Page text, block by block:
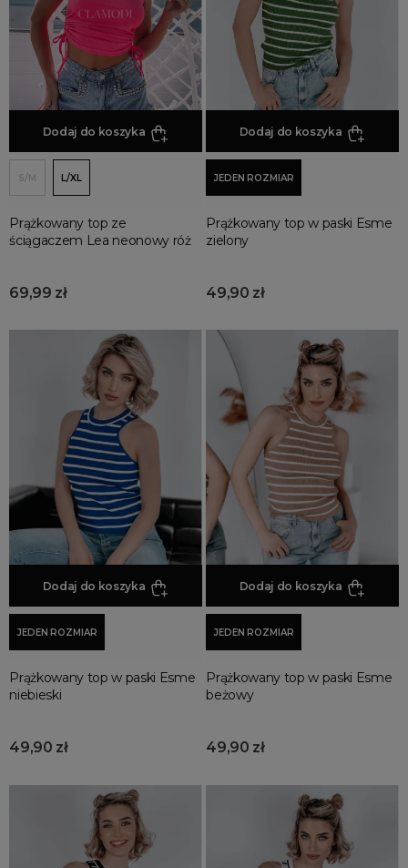
Tuniki damskie
Swetry damskie
Plus size
Koszule damskie
T-shirty damskie
Garnitury i marynarki
Dresy damskie
Kombinezony damskie
Stroje kąpielowe
Jeans
Legginsy damskie
Kurtki damskie
Kamizelki damskie
Rajstopy
Skarpetki damskie
Komplety ubrania damskie
Body damskie
Garnitury damskie
Marynarki damskie
Komplety damskie
Futra damskie
Koszulki damskie
Topy
Zakolanówki
Czapki damskie
Dodaj do koszyka
S/M L/XL
Prążkowany top ze
ściągaczem Lea neonowy róż
69,99 zł
Dodaj do koszyka
JEDEN ROZMIAR
Prążkowany top w paski Esme
zielony
49,90 zł
Dodaj do koszyka
JEDEN ROZMIAR
Prążkowany top w paski Esme
niebieski
49,90 zł
Dodaj do koszyka
JEDEN ROZMIAR
Prążkowany top w paski Esme
beżowy
49,90 zł